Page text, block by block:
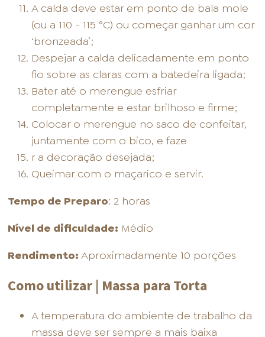
A calda deve estar em ponto de bala mole
(ou a 110 - 115 °C) ou começar ganhar um cor
‘bronzeada’;
Despejar a calda delicadamente em ponto
fio sobre as claras com a batedeira ligada;
Bater até o merengue esfriar
completamente e estar brilhoso e firme;
Colocar o merengue no saco de confeitar,
juntamente com o bico, e faze
r a decoração desejada;
Queimar com o maçarico e servir.
Tempo de Preparo: 2 horas
Nível de dificuldade: Médio
Rendimento: Aproximadamente 10 porções
Como utilizar | Massa para Torta
A temperatura do ambiente de trabalho da
massa deve ser sempre a mais baixa